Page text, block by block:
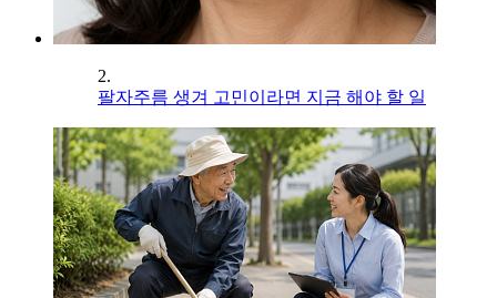
2.
팔자주름 생겨 고민이라면 지금 해야 할 일